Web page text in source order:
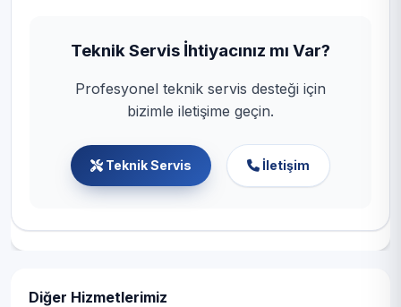
Teknik Servis İhtiyacınız mı Var?
Profesyonel teknik servis desteği için
bizimle iletişime geçin.
Teknik Servis İletişim
Diğer Hizmetlerimiz